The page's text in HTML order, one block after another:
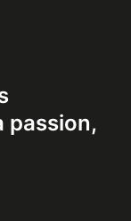
passion,